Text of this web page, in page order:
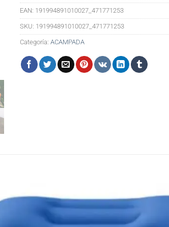
EAN: 191994891010027_471771253
SKU: 191994891010027_471771253
Categoría: ACAMPADA